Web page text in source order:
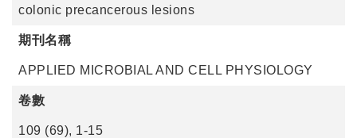
colonic precancerous lesions
期刊名稱
APPLIED MICROBIAL AND CELL PHYSIOLOGY
卷數
109 (69), 1-15